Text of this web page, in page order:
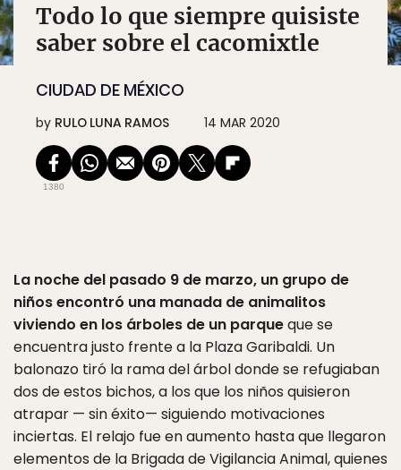
Todo lo que siempre quisiste
saber sobre el cacomixtle
CIUDAD DE MÉXICO
by RULO LUNA RAMOS 14 MAR 2020
1380
La noche del pasado 9 de marzo, un grupo de
niños encontró una manada de animalitos
viviendo en los árboles de un parqueque se
encuentra justo frente a la Plaza Garibaldi. Un
balonazo tiró la rama del árbol donde se refugiaban
dos de estos bichos, a los que los niños quisieron
atrapar — sin éxito— siguiendo motivaciones
inciertas. El relajo fue en aumento hasta que llegaron
elementos de la Brigada de Vigilancia Animal, quienes